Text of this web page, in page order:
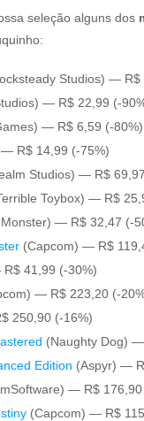
seleção alguns dos
Studios) — R$
— R$ 22,99 (-
— R$ 6,59 (-80%)
R$ 14,99 (-75%)
Studios) — R$
Toybox) — R$
— R$ 32,47 (-
(Capcom) — R$
41,99 (-30%)
— R$ 223,20 (-
250,90 (-16%)
(Naughty Dog)
Edition (Aspyr) —
— R$ 176,90
(Capcom) — R$